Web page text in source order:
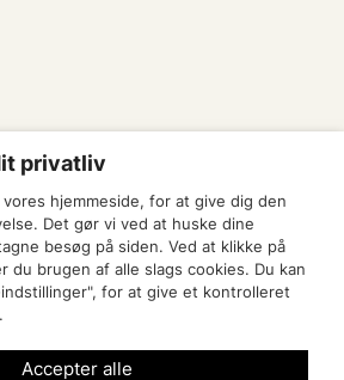
bliv medlem
privatliv
hjemmeside, for at give dig den
Det gør vi ved at huske dine
besøg på siden. Ved at klikke på
du brugen af alle slags cookies. Du kan
for at give et kontrolleret
.
Accepter alle